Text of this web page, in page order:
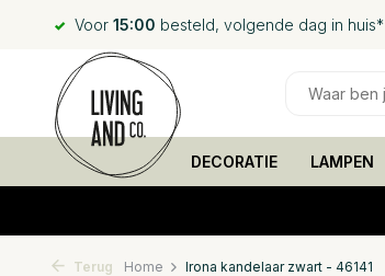
Voor 15:00 besteld, volgende dag in huis*
DECORATIE LAMPEN
Terug Home Irona kandelaar zwart - 46141